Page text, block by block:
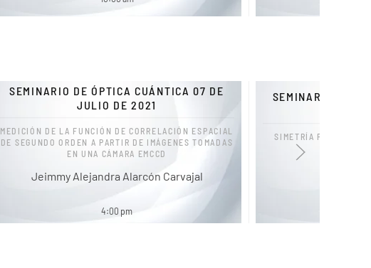
SEMINARIO DE ÓPTICA CUÁNTICA 07 DE
JULIO DE 2021
MEDICIÓN DE LA FUNCIÓN DE CORRELACIÓN ESPACIAL
DE SEGUNDO ORDEN A PARTIR DE IMÁGENES TOMADAS
EN UNA CÁMARA EMCCD
Jeimmy Alejandra Alarcón Carvajal
4:00 pm
SEMINARIO DE
SIMETRÍA